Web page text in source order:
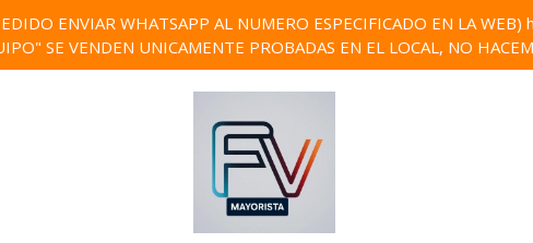
ENVIAR WHATSAPP AL NUMERO ESPECIFICADO EN LA
SE VENDEN UNICAMENTE PROBADAS EN EL LOCAL, NO